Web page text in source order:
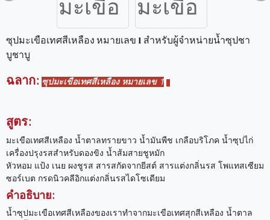
ซุปมะเขือเทศสีเหลือง หมายเลข 1 สำหรับผู้จำหน่ายน้ำซุปชา
บูชาบู
ฉลาก: ซุปมะเขือเทศสีเหลือง หมายเลข 1
สูตร:
มะเขือเทศสีเหลือง น้ำตาลทรายขาว น้ำมันพืช เกลือบริโภค น้ำซุปไก่
เครื่องปรุงรสสำหรับดองขิง น้ำส้มสายชูหมัก
หัวหอม แป้ง เนย ผงชูรส สารสกัดจากยีสต์ สารแต่งกลิ่นรส โพแทสเซียม
ซอร์เบต กรดนิวคลีอิกแต่งกลิ่นรสไดโซเดียม
คำอธิบาย:
น้ำซุปมะเขือเทศสีเหลืองของเราทำจากมะเขือเทศสุกสีเหลือง น้ำตาล